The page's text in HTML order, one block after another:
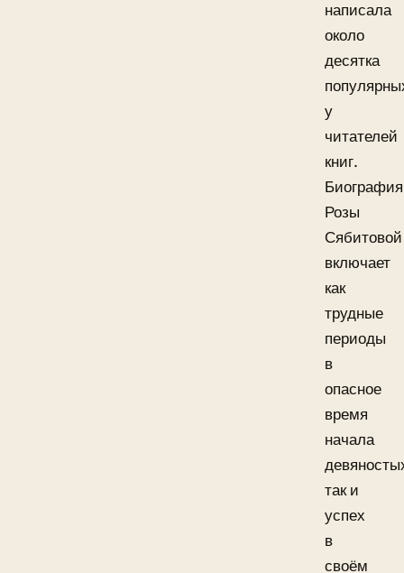
написала
около
десятка
у
читателей
книг.
Биография
Розы
Сябитовой
включает
как
трудные
периоды
в
опасное
время
начала
так и
успех
в
своём